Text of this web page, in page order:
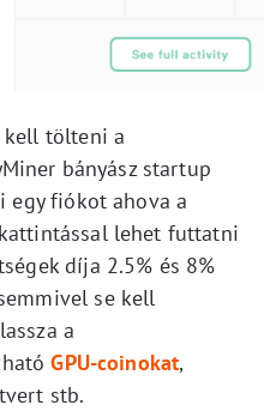
kell tölteni a
bányász startup
egy fiókot ahova a
lehet futtatni
díja 2.5% és 8%
se kell
a
GPU-coinokat,
stb.